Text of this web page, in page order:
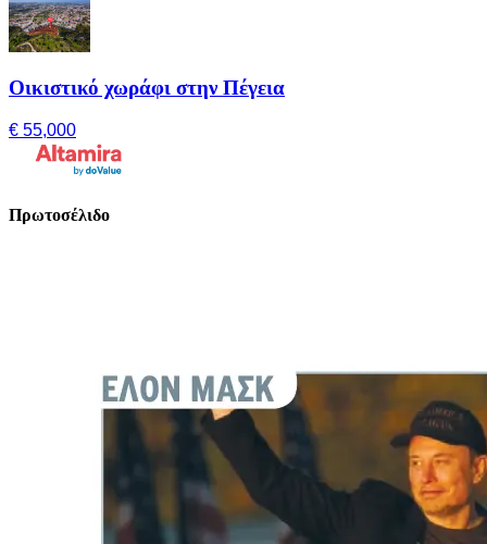
Οικιστικό χωράφι στην Πέγεια
€ 55,000
Πρωτοσέλιδο